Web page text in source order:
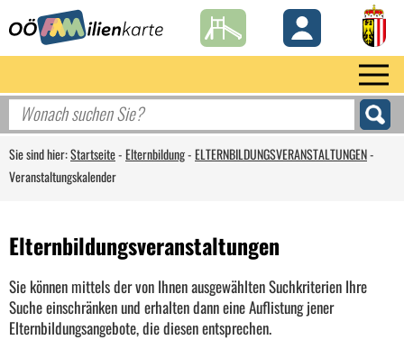
Sie sind hier:Startseite-Elternbildung-ELTERNBILDUNGSVERANSTALTUNGEN-
Veranstaltungskalender
Elternbildungsveranstaltungen
Sie können mittels der von Ihnen ausgewählten Suchkriterien Ihre
Suche einschränken und erhalten dann eine Auflistung jener
Elternbildungsangebote, die diesen entsprechen.